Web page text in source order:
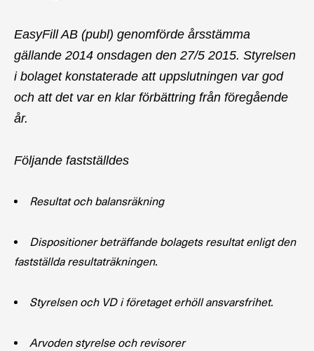
EasyFill AB (publ) genomförde årsstämma
gällande 2014 onsdagen den 27/5 2015. Styrelsen
i bolaget konstaterade att uppslutningen var god
och att det var en klar förbättring från föregående
år.
Följande fastställdes
Resultat och balansräkning
Dispositioner beträffande bolagets resultat enligt den
fastställda resultaträkningen.
Styrelsen och VD i företaget erhöll ansvarsfrihet.
Arvoden styrelse och revisorer